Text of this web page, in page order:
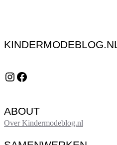
KINDERMODEBLOG.NL
Instagram Facebook
ABOUT
Over Kindermodeblog.nl